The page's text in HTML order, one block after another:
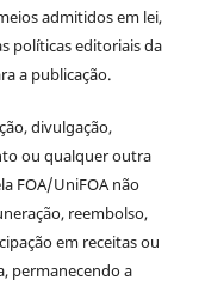
admitidos em lei,
políticas editoriais da
a publicação.
divulgação,
ou qualquer outra
FOA/UniFOA não
reembolso,
em receitas ou
permanecendo a